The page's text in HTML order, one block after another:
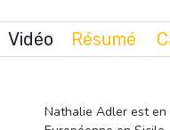
Vidéo Résumé
Nathalie Adler est en